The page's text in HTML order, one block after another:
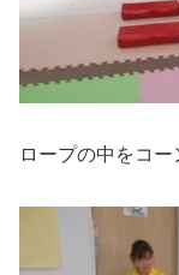
ロープの中をコー